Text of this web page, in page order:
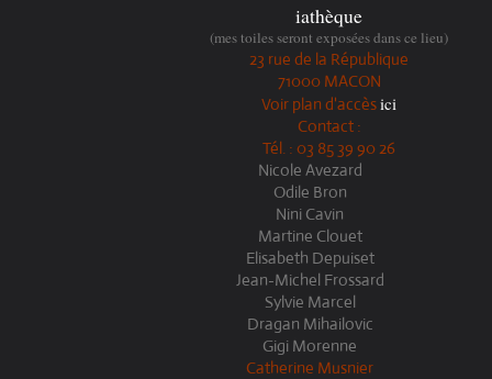
iathèque
(mes toiles seront exposées dans ce lieu)
23 rue de la République
71000 MACON
Voir plan d'accèsici
Contact :
Tél. : 03 85 39 90 26
Nicole Avezard
Odile Bron
Nini Cavin
Martine Clouet
Elisabeth Depuiset
Jean-Michel Frossard
Sylvie Marcel
Dragan Mihailovic
Gigi Morenne
Catherine Musnier